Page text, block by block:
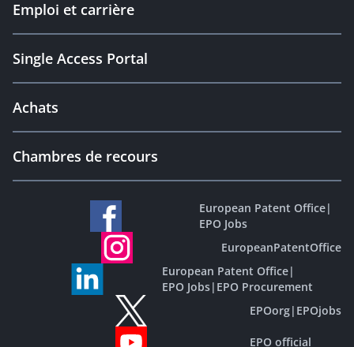
Emploi et carrière
Single Access Portal
Achats
Chambres de recours
European Patent Office|
EPO Jobs
EuropeanPatentOffice
European Patent Office|
EPO Jobs| EPO Procurement
EPOorg| EPOjobs
EPO official